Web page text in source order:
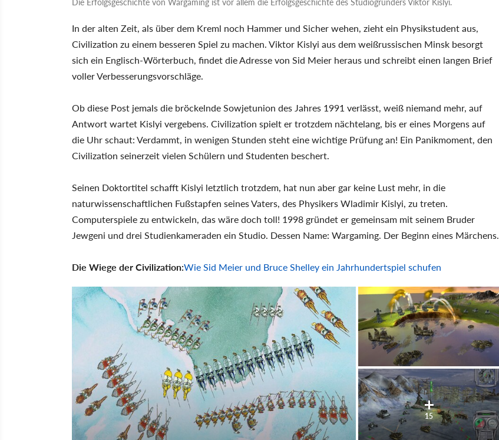
In der alten Zeit, als über dem Kreml noch Hammer und Sicher wehen, zieht ein Physikstudent aus,
Civilization zu einem besseren Spiel zu machen. Viktor Kislyi aus dem weißrussischen Minsk besorgt
sich ein Englisch-Wörterbuch, findet die Adresse von Sid Meier heraus und schreibt einen langen Brief
voller Verbesserungsvorschläge.
Ob diese Post jemals die bröckelnde Sowjetunion des Jahres 1991 verlässt, weiß niemand mehr, auf
Antwort wartet Kislyi vergebens. Civilization spielt er trotzdem nächtelang, bis er eines Morgens auf
die Uhr schaut: Verdammt, in wenigen Stunden steht eine wichtige Prüfung an! Ein Panikmoment, den
Civilization seinerzeit vielen Schülern und Studenten beschert.
Seinen Doktortitel schafft Kislyi letztlich trotzdem, hat nun aber gar keine Lust mehr, in die
naturwissenschaftlichen Fußstapfen seines Vaters, des Physikers Wladimir Kislyi, zu treten.
Computerspiele zu entwickeln, das wäre doch toll! 1998 gründet er gemeinsam mit seinem Bruder
Jewgeni und drei Studienkameraden ein Studio. Dessen Name: Wargaming. Der Beginn eines Märchens.
Die Wiege der Civilization:Wie Sid Meier und Bruce Shelley ein Jahrhundertspiel schufen
15